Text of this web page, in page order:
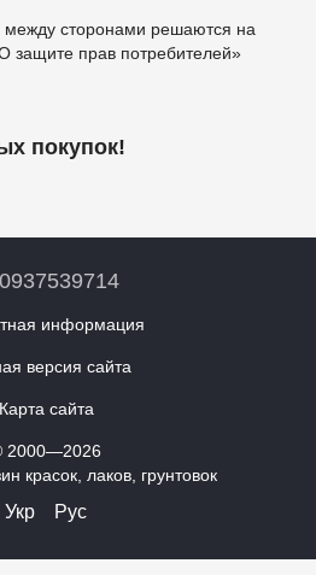
сторонами решаются на
защите прав потребителей»
покупок!
информация
версия сайта
Карта сайта
2000—2026
красок, лаков, грунтовок
Укр Рус